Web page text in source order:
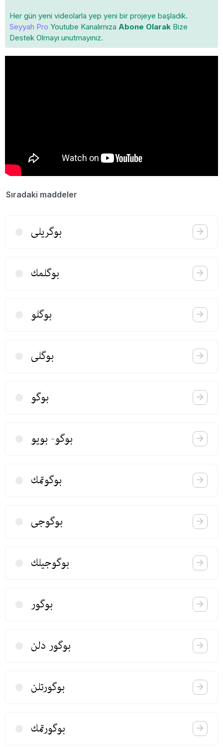
Her gün yeni videolarla yep yeni bir projeye başladık.
Seyyah Pro Youtube Kanalımıza Abone Olarak Bize
Destek Olmayı unutmayınız.
Sıradaki maddeler
بوگریلی
بوگلمك
بوگلو
بوگلی
بوگو
بوگو- بویو
بوگوتمك
بوگوجی
بوگوجیلك
بوگور
بوگور دلن
بوگورتلن
بوگورتمك